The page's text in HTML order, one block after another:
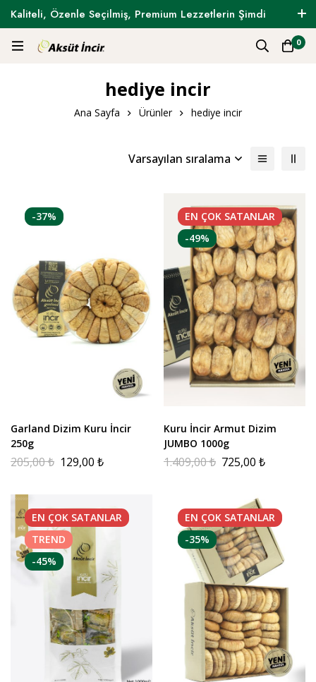
Kaliteli, Özenle Seçilmiş, Premium Lezzetlerin Şimdi
Tam Zamanı !
0
hediye incir
Ana Sayfa Ürünler hediye incir
Varsayılan sıralama
-37%
Garland Dizim Kuru İncir
250g
205,00₺ 129,00 ₺
EN ÇOK SATANLAR
-49%
Kuru İncir Armut Dizim
JUMBO 1000g
1.409,00₺ 725,00 ₺
EN ÇOK SATANLAR
TREND
-45%
EN ÇOK SATANLAR
-35%